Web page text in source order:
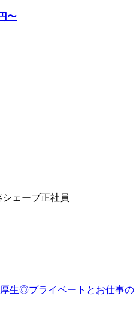
円〜
ェーブ正社員
厚生◎プライベートとお仕事の